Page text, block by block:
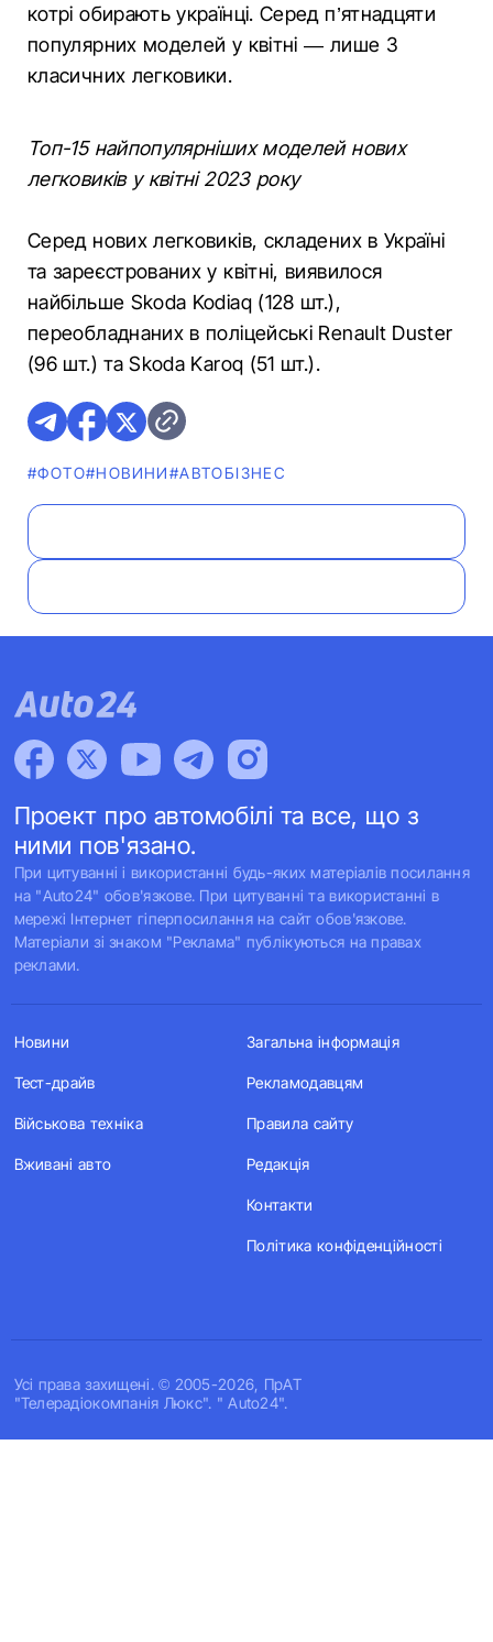
котрі обирають українці. Серед п’ятнадцяти
популярних моделей у квітні — лише 3
класичних легковики.
Топ-15 найпопулярніших моделей нових
легковиків у квітні 2023 року
Серед нових легковиків, складених в Україні
та зареєстрованих у квітні, виявилося
найбільше Skoda Kodiaq (128 шт.),
переобладнаних в поліцейські Renault Duster
(96 шт.) та Skoda Karoq (51 шт.).
#ФОТО#НОВИНИ#АВТОБІЗНЕС
Проект про автомобілі та все, що з
ними пов'язано.
При цитуванні і використанні будь-яких матеріалів посилання
на "Auto24" обов'язкове. При цитуванні та використанні в
мережі Інтернет гіперпосилання на сайт обов'язкове.
Матеріали зі знаком "Реклама" публікуються на правах
реклами.
Усi права захищенi. © 2005-2026, ПрАТ
"Телерадіокомпанія Люкс". " Auto24".
Новини
Тест-драйв
Військова техніка
Вживані авто
Загальна інформація
Рекламодавцям
Правила сайту
Редакція
Контакти
Політика конфіденційності